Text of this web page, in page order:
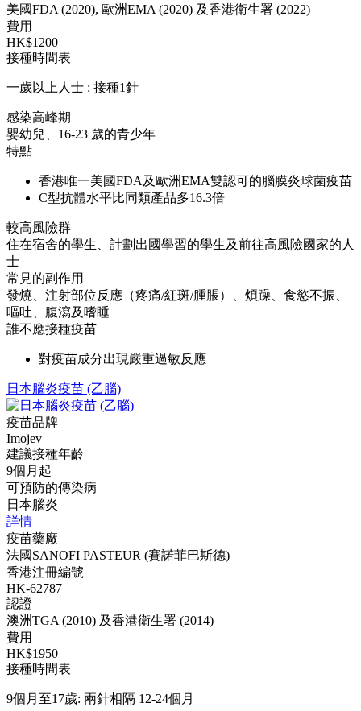
美國FDA (2020), 歐洲EMA (2020) 及香港衛生署 (2022)
費用
HK$1200
接種時間表
一歲以上人士 : 接種1針
感染高峰期
嬰幼兒、16-23 歲的青少年
特點
香港唯一美國FDA及歐洲EMA雙認可的腦膜炎球菌疫苗
C型抗體水平比同類產品多16.3倍
較高風險群
住在宿舍的學生、計劃出國學習的學生及前往高風險國家的人
士
常見的副作用
發燒、注射部位反應（疼痛/紅斑/腫脹）、煩躁、食慾不振、
嘔吐、腹瀉及嗜睡
誰不應接種疫苗
對疫苗成分出現嚴重過敏反應
日本腦炎疫苗 (乙腦)
疫苗品牌
Imojev
建議接種年齡
9個月起
可預防的傳染病
日本腦炎
詳情
疫苗藥廠
法國SANOFI PASTEUR (賽諾菲巴斯德)
香港注冊編號
HK-62787
認證
澳洲TGA (2010) 及香港衛生署 (2014)
費用
HK$1950
接種時間表
9個月至17歲: 兩針相隔 12-24個月